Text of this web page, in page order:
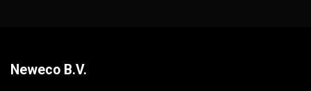
Neweco B.V.